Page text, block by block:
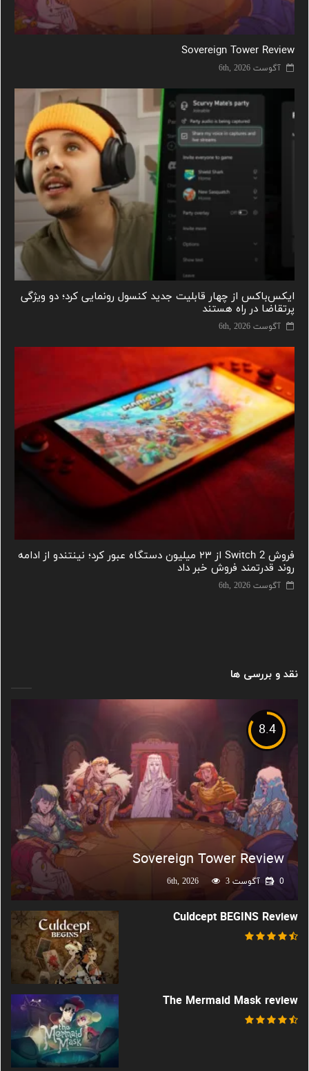
Sovereign Tower Review
آگوست 6th, 2026
ایکس‌باکس از چهار قابلیت جدید کنسول رونمایی کرد؛ دو ویژگی
پرتقاضا در راه هستند
آگوست 6th, 2026
فروش Switch 2 از ۲۳ میلیون دستگاه عبور کرد؛ نینتندو از ادامه
روند قدرتمند فروش خبر داد
آگوست 6th, 2026
نقد و بررسی ها
8.4
Sovereign Tower Review
آگوست 6th, 2026 3 0
Culdcept BEGINS Review
The Mermaid Mask review